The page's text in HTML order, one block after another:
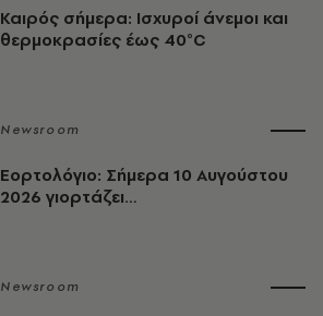
Καιρός σήμερα: Ισχυροί άνεμοι και
θερμοκρασίες έως 40°C
Newsroom
Εορτολόγιο: Σήμερα 10 Αυγούστου
2026 γιορτάζει…
Newsroom